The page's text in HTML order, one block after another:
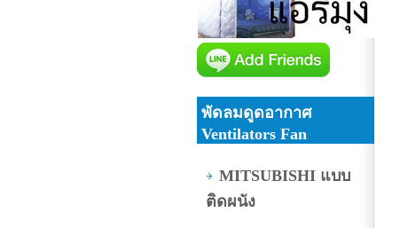
พัดลมดูดอากาศ
Ventilators Fan
MITSUBISHI แบบ
ติดผนัง